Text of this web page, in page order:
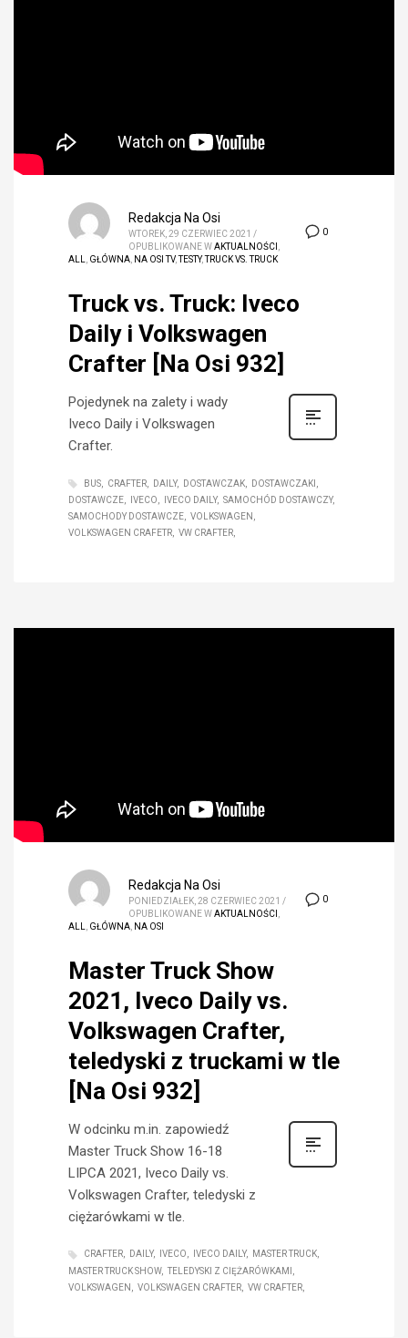
0
Redakcja Na Osi
WTOREK, 29 CZERWIEC 2021 /
OPUBLIKOWANE WAKTUALNOŚCI
ALL
GŁÓWNA NA OSI TV,TESTY,TRUCK VS. TRUCK
Truck vs. Truck: Iveco
Daily i Volkswagen
Crafter [Na Osi 932]
Pojedynek na zalety i wady
Iveco Daily i Volkswagen
Crafter.
BUS CRAFTER DAILY DOSTAWCZAK
DOSTAWCZAKI
DOSTAWCZE
IVECO IVECO DAILY
SAMOCHÓD DOSTAWCZY
SAMOCHODY DOSTAWCZE
VOLKSWAGEN
VOLKSWAGEN CRAFETR
VW CRAFTER
0
Redakcja Na Osi
PONIEDZIAŁEK, 28 CZERWIEC 2021 /
OPUBLIKOWANE WAKTUALNOŚCI ,
ALL, GŁÓWNA, NA OSI
Master Truck Show
2021, Iveco Daily vs.
Volkswagen Crafter,
teledyski z truckami w tle
[Na Osi 932]
W odcinku m.in. zapowiedź
Master Truck Show 16-18
LIPCA 2021, Iveco Daily vs.
Volkswagen Crafter, teledyski z
ciężarówkami w tle.
CRAFTER DAILY IVECO IVECO DAILY
MASTER TRUCK
MASTER TRUCK SHOW
TELEDYSKI Z CIĘŻARÓWKAMI
VOLKSWAGEN
VOLKSWAGEN CRAFTER VW CRAFTER